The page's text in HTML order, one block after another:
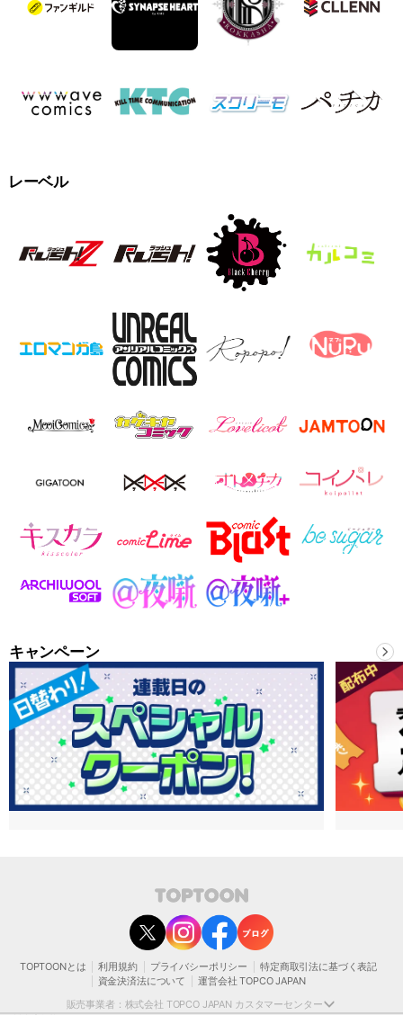
レーベル
キャンペーン
TOPTOONとは 利用規約 プライバシーポリシー
特定商取引法に基づく表記
資金決済法について
運営会社 TOPCO JAPAN
販売事業者：株式会社 TOPCO JAPAN カスタマーセンター
contact@toptoon.jp
カスタマーセンター受付時間 10：30～13：00、14：00～18：30（土・日・祝日は
除く）
営業時間外にいただいたお問い合わせは、翌営業日以降にご対応いたしますことをご
了承ください。
モバイルやパソコンの迷惑メール対策等により、弊社からお送りするメールが正しく
届かない場合がございます。
受信できるよう設定をお願い申し上げます。